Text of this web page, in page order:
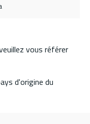
vous référer
d'origine du